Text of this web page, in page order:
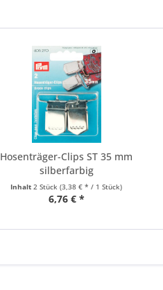
Hosenträger-Clips ST 35 mm
silberfarbig
Inhalt2 Stück(3,38 € * / 1 Stück)
6,76 € *